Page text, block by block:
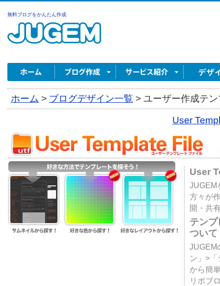
無料ブログをかんたん作成
ホーム > ブログデザイン一覧 > ユーザー作成テ
User
User
JUGEM
方々が
開・共
テン
ついて
JUGEM
ン」>
から簡
リポブ